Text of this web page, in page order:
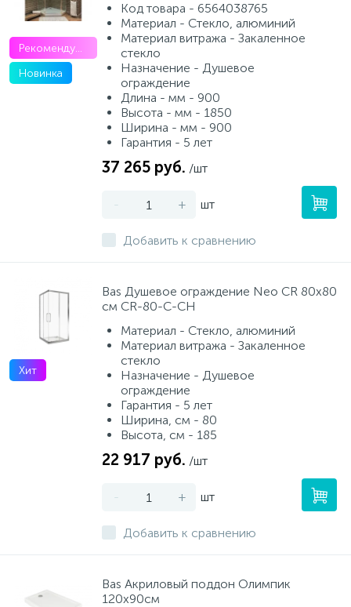
Рекомендуем
Новинка
Код товара - 6564038765
Материал - Стекло, алюминий
Материал витража - Закаленное
стекло
Назначение - Душевое
ограждение
Длина - мм - 900
Высота - мм - 1850
Ширина - мм - 900
Гарантия - 5 лет
37 265 руб. /шт
- + шт
Добавить к сравнению
Хит
Bas Душевое ограждение Neo CR 80х80
см CR-80-C-CH
Материал - Стекло, алюминий
Материал витража - Закаленное
стекло
Назначение - Душевое
ограждение
Гарантия - 5 лет
Ширина, см - 80
Высота, см - 185
22 917 руб. /шт
- + шт
Добавить к сравнению
Bas Акриловый поддон Олимпик
120х90см